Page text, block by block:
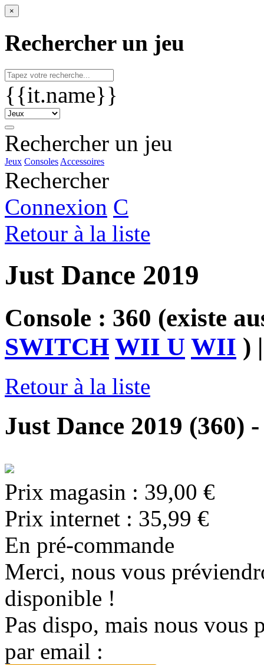
×
Rechercher un jeu
{{it.name}}
Rechercher un jeu
Jeux Consoles Accessoires
Rechercher
Connexion C
Retour à la liste
Just Dance 2019
Console : 360 (existe
SWITCH WII U WII )
Retour à la liste
Just Dance 2019 (360)
Prix magasin : 39,00 €
Prix internet : 35,99 €
En pré-commande
Merci, nous vous
disponible !
Pas dispo, mais nous vous
par email :